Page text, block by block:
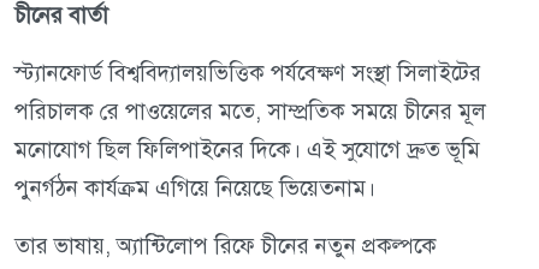
চীনের বার্তা
স্ট্যানফোর্ড বিশ্ববিদ্যালয়ভিত্তিক পর্যবেক্ষণ সংস্থা সিলাইটের
পরিচালক রে পাওয়েলের মতে, সাম্প্রতিক সময়ে চীনের মূল
মনোযোগ ছিল ফিলিপাইনের দিকে। এই সুযোগে দ্রুত ভূমি
পুনর্গঠন কার্যক্রম এগিয়ে নিয়েছে ভিয়েতনাম।
তার ভাষায়, অ্যান্টিলোপ রিফে চীনের নতুন প্রকল্পকে